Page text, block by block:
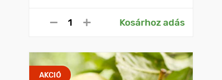
Kosárhoz adás
AKCIÓ